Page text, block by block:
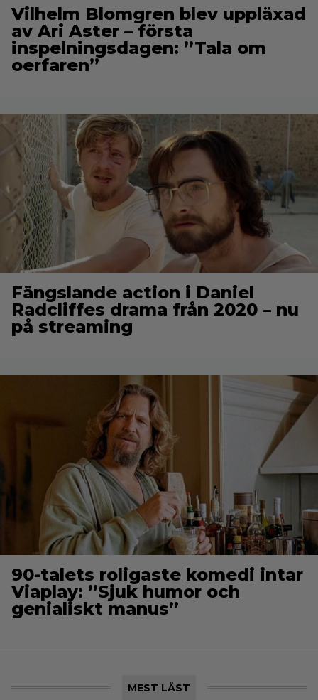
Vilhelm Blomgren blev uppläxad
av Ari Aster – första
inspelningsdagen: ”Tala om
oerfaren”
Fängslande action i Daniel
Radcliffes drama från 2020 – nu
på streaming
90-talets roligaste komedi intar
Viaplay: ”Sjuk humor och
genialiskt manus”
MEST LÄST